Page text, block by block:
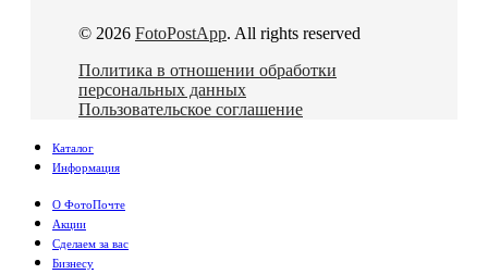
© 2026 FotoPostApp. All rights reserved
Политика в отношении обработки
персональных данных
Пользовательское соглашение
Каталог
Информация
О ФотоПочте
Акции
Сделаем за вас
Бизнесу